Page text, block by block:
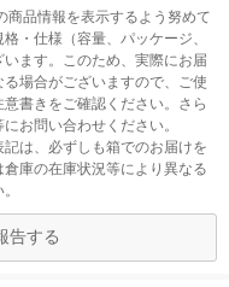
商品情報を表示するよう努めて
・仕様（容量、パッケージ、
ます。このため、実際にお届
場合がございますので、ご使
書きをご確認ください。さら
お問い合わせください。
は、必ずしも箱でのお届けを
庫の在庫状況等により異なる
告する